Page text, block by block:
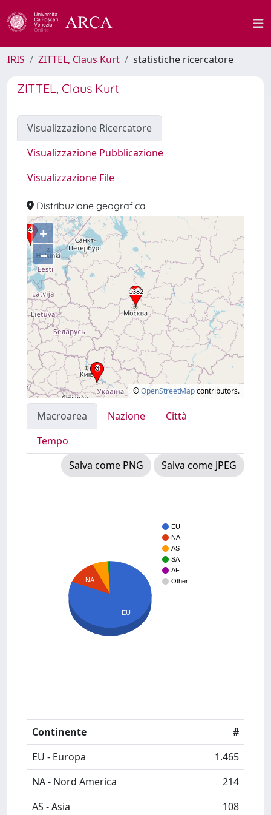
IRIS ZITTEL, Claus Kurt statistiche ricercatore
ZITTEL, Claus Kurt
Visualizzazione Ricercatore
Visualizzazione Pubblicazione
Visualizzazione File
Distribuzione geografica
+
–
©OpenStreetMapcontributors.
Macroarea Nazione
Città
Tempo
Salva come PNG
Salva come JPEG
EU
NA
AS
SA
AF
Other
NA
EU
Continente
#
EU - Europa
1.465
NA - Nord America
214
AS - Asia
108